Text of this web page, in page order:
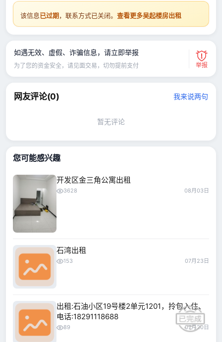
该信息已过期，联系方式已关闭。 查看更多吴起楼房出租
如遇无效、虚假、诈骗信息，请立即举报
为了您的资金安全，请见面交易，切勿提前支付 举报
网友评论(0) 我来说两句
暂无评论
您可能感兴趣
开发区金三角公寓出租
3628 08月03日
石湾出租
153 07月23日
出租:石油小区19号楼2单元1201，拎包入住、
电话:18291118688
89 07月20日